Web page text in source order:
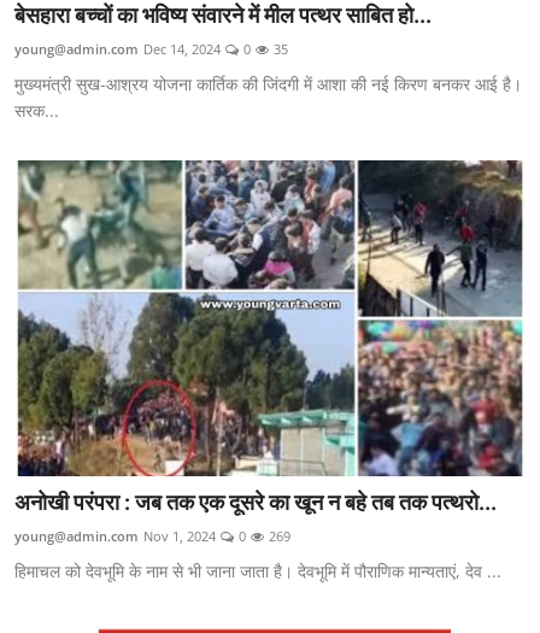
बेसहारा बच्चों का भविष्य संवारने में मील पत्थर साबित हो...
young@admin.com Dec 14, 2024 0 35
मुख्यमंत्री सुख-आश्रय योजना कार्तिक की जिंदगी में आशा की नई किरण बनकर आई है।
सरक...
अनोखी परंपरा : जब तक एक दूसरे का खून न बहे तब तक पत्थरो...
young@admin.com Nov 1, 2024 0 269
हिमाचल को देवभूमि के नाम से भी जाना जाता है। देवभूमि में पौराणिक मान्यताएं, देव ...